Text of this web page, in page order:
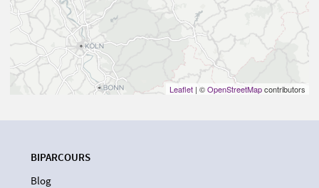
Leaflet | ©OpenStreetMapcontributors
BIPARCOURS
Blog